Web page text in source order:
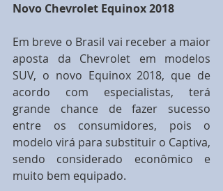
Novo Chevrolet Equinox 2018
Em breve o Brasil vai receber a maior
aposta da Chevrolet em modelos
SUV, o novo Equinox 2018, que de
acordo com especialistas, terá
grande chance de fazer sucesso
entre os consumidores, pois o
modelo virá para substituir o Captiva,
sendo considerado econômico e
muito bem equipado.